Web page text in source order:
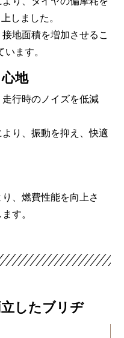
しました。
地面積を増加させるこ
ます。
地
行時のノイズを低減
り、振動を抑え、快適
、燃費性能を向上さ
す。
したブリヂ